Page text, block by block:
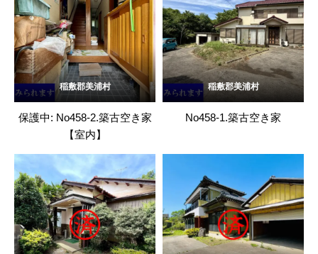
稲敷郡美浦村
保護中: No458-2.築古空き家
【室内】
稲敷郡美浦村
No458-1.築古空き家